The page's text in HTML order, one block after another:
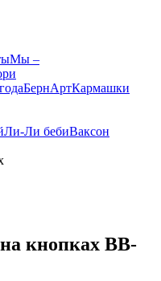
Мы –
БернАртКармашки
Ли-Ли бебиВаксон
кнопках BB-